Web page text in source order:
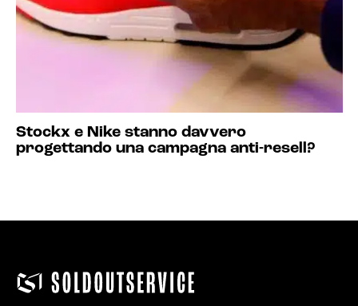
Stockx e Nike stanno davvero
progettando una campagna anti-resell?